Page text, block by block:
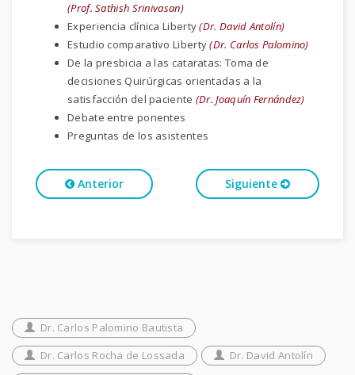
(Prof. Sathish Srinivasan)
Experiencia clínica Liberty(Dr. David Antolín)
Estudio comparativo Liberty(Dr. Carlos Palomino)
De la presbicia a las cataratas: Toma de
decisiones Quirúrgicas orientadas a la
satisfacción del paciente (Dr. Joaquín Fernández)
Debate entre ponentes
Preguntas de los asistentes
Anterior Siguiente
Dr. Carlos Palomino Bautista
Dr. Carlos Rocha de Lossada
Dr. David Antolín